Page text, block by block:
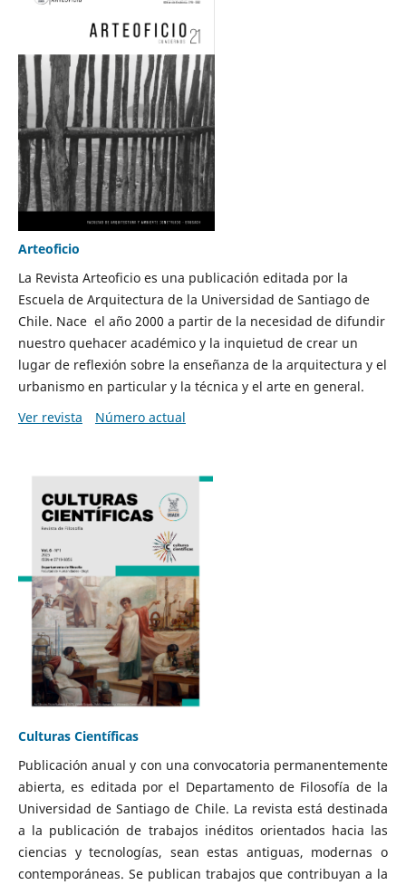
Arteoficio
La Revista Arteoficio es una publicación editada por la
Escuela de Arquitectura de la Universidad de Santiago de
Chile. Nace el año 2000 a partir de la necesidad de difundir
nuestro quehacer académico y la inquietud de crear un
lugar de reflexión sobre la enseñanza de la arquitectura y el
urbanismo en particular y la técnica y el arte en general.
Ver revista
Número actual
Culturas Científicas
Publicación anual y con una convocatoria permanentemente
abierta, es editada por el Departamento de Filosofía de la
Universidad de Santiago de Chile. La revista está destinada
a la publicación de trabajos inéditos orientados hacia las
ciencias y tecnologías, sean estas antiguas, modernas o
contemporáneas. Se publican trabajos que contribuyan a la